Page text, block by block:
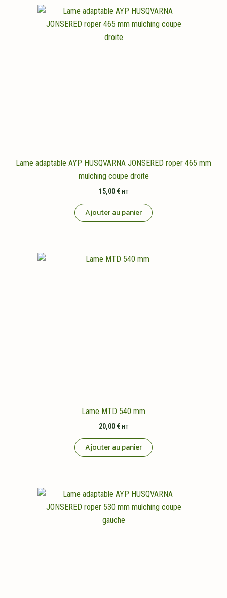
Lame adaptable AYP HUSQVARNA JONSERED roper 465 mm
mulching coupe droite
15,00 € HT
Ajouter au panier
Lame MTD 540 mm
20,00 € HT
Ajouter au panier